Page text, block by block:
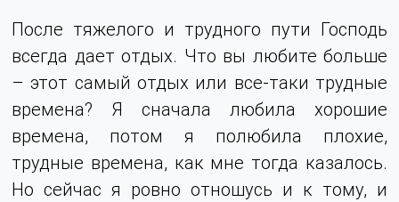
После тяжелого и трудного пути Господь
всегда дает отдых. Что вы любите больше
– этот самый отдых или все-таки трудные
времена? Я сначала любила хорошие
времена, потом я полюбила плохие,
трудные времена, как мне тогда казалось.
Но сейчас я ровно отношусь и к тому, и